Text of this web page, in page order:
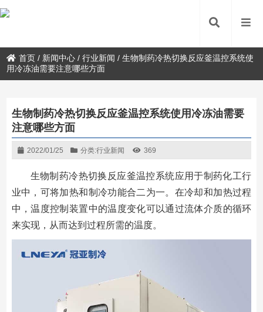
首页 / 新闻中心 /行业新闻 /生物制药冷热切换反应釜温控系统使
用冷冻油需要注意哪些方面
生物制药冷热切换反应釜温控系统使用冷冻油需要
注意哪些方面
2022/01/25 分类:行业新闻 369
生物制药冷热切换反应釜温控系统应用于制药化工行
业中，可将加热和制冷功能合二为一。在冷却和加热过程
中，温度控制装置中的温度变化可以通过流体介质的循环
来实现，从而达到过程所需的温度。